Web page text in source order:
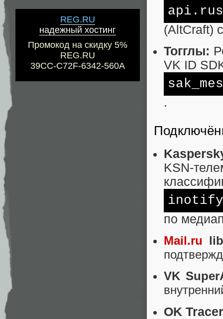
REG.RU
надежный хостинг
Промокод на скидку 5%
REG.RU
39CC-C72F-6342-560A
(AltCraft)
Тогглы:
VK ID
.
KSN-
по
Mail.ru
VK
OK